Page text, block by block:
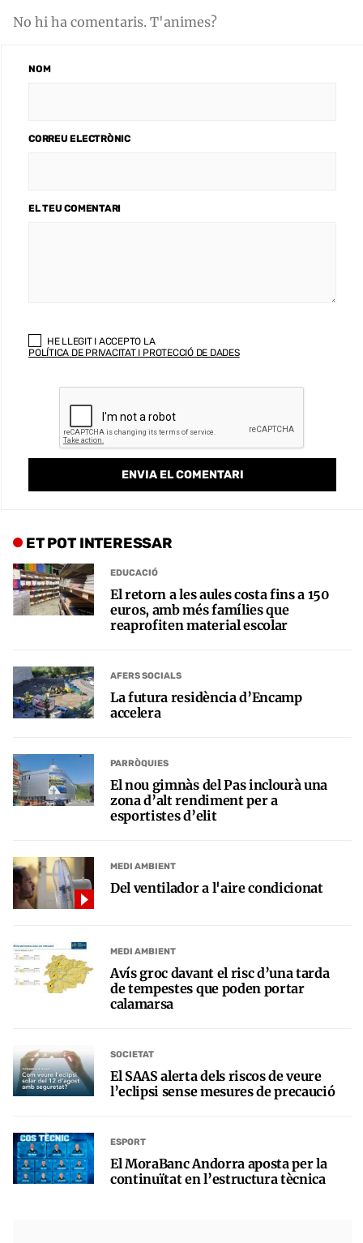
No hi ha comentaris. T'animes?
NOM
CORREU ELECTRÒNIC
EL TEU COMENTARI
HE LLEGIT I ACCEPTO LA
POLÍTICA DE PRIVACITAT I PROTECCIÓ DE DADES
ET POT INTERESSAR
EDUCACIÓ
El retorn a les aules costa fins a 150
euros, amb més famílies que
reaprofiten material escolar
AFERS SOCIALS
La futura residència d’Encamp
accelera
PARRÒQUIES
El nou gimnàs del Pas inclourà una
zona d’alt rendiment per a
esportistes d’elit
MEDI AMBIENT
Del ventilador a l'aire condicionat
MEDI AMBIENT
Avís groc davant el risc d’una tarda
de tempestes que poden portar
calamarsa
SOCIETAT
El SAAS alerta dels riscos de veure
l’eclipsi sense mesures de precaució
ESPORT
El MoraBanc Andorra aposta per la
continuïtat en l’estructura tècnica